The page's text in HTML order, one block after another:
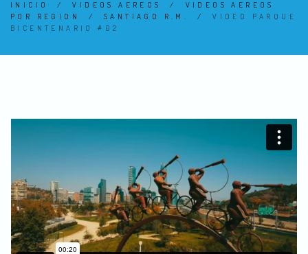
INICIO /VIDEOS AEREOS / VIDEOS AEREOS
POR REGION
/SANTIAGO R.M. /VIDEO PARQUE
BICENTENARIO #02